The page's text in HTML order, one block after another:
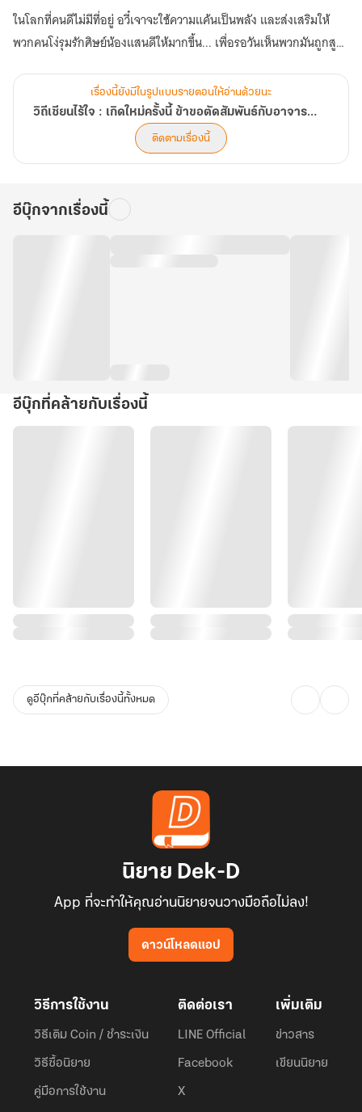
เขลา
เล่ม
เหล่า
ศิษย์
พี่
โง่
เขลา
ในโลกที่คนดีไม่มีที่อยู่ อวี๋เจาจะใช้ความแค้นเป็นพลัง และส่งเสริมให้
พวกคนโง่รุมรักศิษย์น้องแสนดีให้มากขึ้น... เพื่อรอวันเห็นพวกมันถูกสูบ
เรื่องนี้ยังมีในรูปแบบรายตอนให้อ่านด้วยนะ
วิถีเซียนไร้ใจ : เกิดใหม่ครั้งนี้ ข้าขอตัดสัมพันธ์กับอาจารย์และเหล่าศิษย์พี่ผู้โง่เขลา
ติดตามเรื่องนี้
อีบุ๊กจากเรื่องนี้
อีบุ๊กที่คล้ายกับเรื่องนี้
ดูอีบุ๊กที่คล้ายกับเรื่องนี้ทั้งหมด
นิยาย Dek-D
App ที่จะทำให้คุณอ่านนิยายจนวางมือถือไม่ลง!
ดาวน์โหลดแอป
วิธีการใช้งาน
วิธีเติม Coin / ชำระเงิน
วิธีซื้อนิยาย
คู่มือการใช้งาน
ติดต่อเรา
LINE Official
Facebook
X
เพิ่มเติม
ข่าวสาร
เขียนนิยาย